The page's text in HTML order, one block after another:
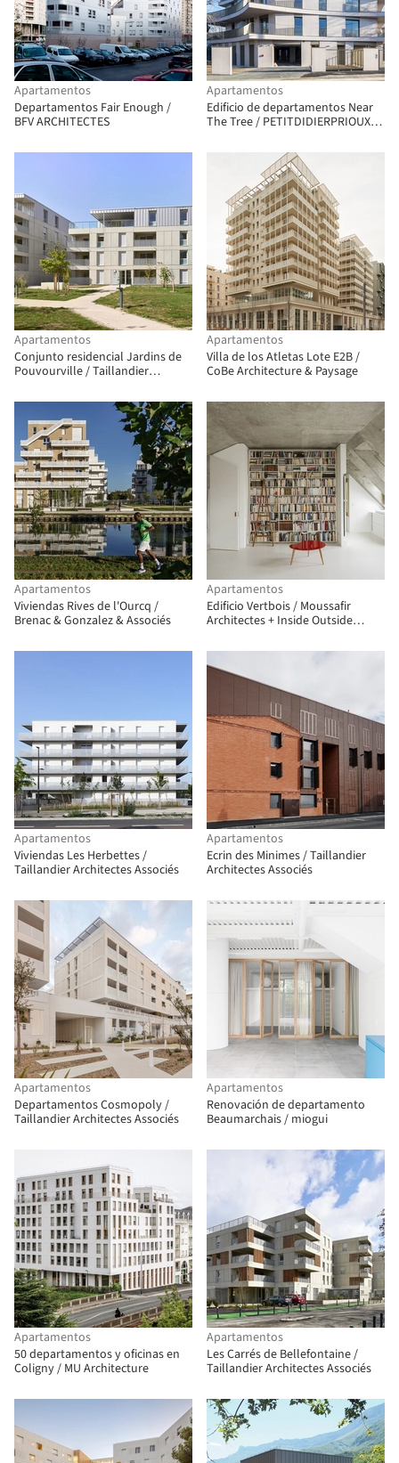
Apartamentos
Departamentos Fair Enough /
BFV ARCHITECTES
Apartamentos
Edificio de departamentos Near
The Tree / PETITDIDIERPRIOUX
Apartamentos
Conjunto residencial Jardins de
Pouvourville / Taillandier
Apartamentos
Villa de los Atletas Lote E2B /
CoBe Architecture & Paysage
Apartamentos
Viviendas Rives de l'Ourcq /
Brenac & Gonzalez & Associés
Apartamentos
Edificio Vertbois / Moussafir
Architectes + Inside Outside
Apartamentos
Viviendas Les Herbettes /
Taillandier Architectes Associés
Apartamentos
Ecrin des Minimes / Taillandier
Architectes Associés
Apartamentos
Departamentos Cosmopoly /
Taillandier Architectes Associés
Apartamentos
Renovación de departamento
Beaumarchais / miogui
Apartamentos
50 departamentos y oficinas en
Coligny / MU Architecture
Apartamentos
Les Carrés de Bellefontaine /
Taillandier Architectes Associés